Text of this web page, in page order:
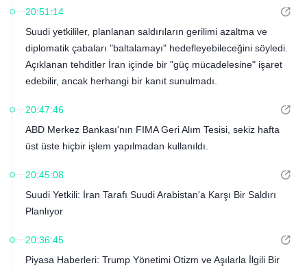
20:51:14
Suudi yetkililer, planlanan saldırıların gerilimi azaltma ve
diplomatik çabaları "baltalamayı" hedefleyebileceğini söyledi.
Açıklanan tehditler İran içinde bir "güç mücadelesine" işaret
edebilir, ancak herhangi bir kanıt sunulmadı.
20:47:46
ABD Merkez Bankası'nın FIMA Geri Alım Tesisi, sekiz hafta
üst üste hiçbir işlem yapılmadan kullanıldı.
20:45:08
Suudi Yetkili: İran Tarafı Suudi Arabistan'a Karşı Bir Saldırı
Planlıyor
20:36:45
Piyasa Haberleri: Trump Yönetimi Otizm ve Aşılarla İlgili Bir